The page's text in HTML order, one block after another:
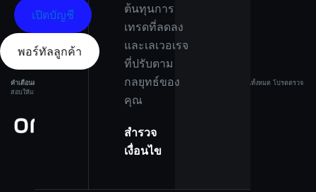
ต้นทุนการ
เทรดที่ลดลง
และเลเวอเรจ
ที่ปรับตาม
กลยุทธ์ของ
คุณ
สำรวจ
เงื่อนไข
เปิดบัญชี
พอร์ทัลลูกค้า
คำเตือนความเสี่ยง:
ผลิตภัณฑ์ที่มีเลเวอเรจมีความเสี่ยงสูง และอาจทำให้คุณสูญเสียเงินทุนทั้งหมด โปรดตรวจ
สอบให้แน่ใจว่าคุณเข้าใจความเสี่ยงอย่างครบถ้วนก่อนลงทุน.